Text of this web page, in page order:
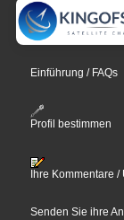
Einführung / FAQs
Profil bestimmen
Ihre Kommentare
Senden Sie ihre